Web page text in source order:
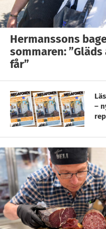
Hermanssons
sommaren:
får”
–